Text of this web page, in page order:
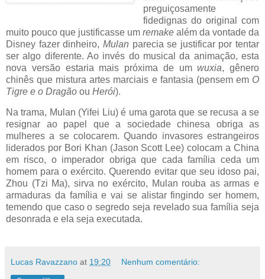
preguiçosamente
fidedignas do original com
muito pouco que justificasse um remake além da vontade da
Disney fazer dinheiro, Mulan parecia se justificar por tentar
ser algo diferente. Ao invés do musical da animação, esta
nova versão estaria mais próxima de umwuxia, gênero
chinês que mistura artes marciais e fantasia (pensem em O
Tigre e o Dragão ou Herói).
Na trama, Mulan (Yifei Liu) é uma garota que se recusa a se
resignar ao papel que a sociedade chinesa obriga as
mulheres a se colocarem. Quando invasores estrangeiros
liderados por Bori Khan (Jason Scott Lee) colocam a China
em risco, o imperador obriga que cada família ceda um
homem para o exército. Querendo evitar que seu idoso pai,
Zhou (Tzi Ma), sirva no exército, Mulan rouba as armas e
armaduras da família e vai se alistar fingindo ser homem,
temendo que caso o segredo seja revelado sua família seja
desonrada e ela seja executada.
Lucas Ravazzano at 19:20 Nenhum comentário: